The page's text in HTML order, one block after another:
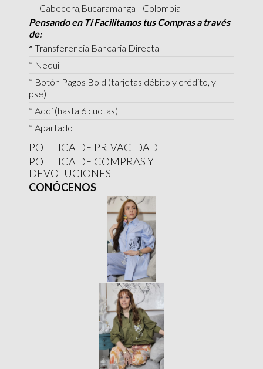
Cabecera,Bucaramanga –Colombia
Pensando en Tí Facilitamos tus Compras a través
de:
* Transferencia Bancaria Directa
* Nequi
* Botón Pagos Bold (tarjetas débito y crédito, y
pse)
* Addi (hasta 6 cuotas)
* Apartado
POLITICA DE PRIVACIDAD
POLITICA DE COMPRAS Y
DEVOLUCIONES
CONÓCENOS